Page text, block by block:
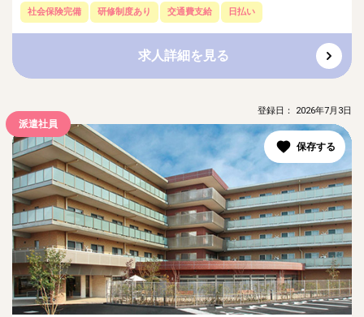
社会保険完備 研修制度あり 交通費支給 日払い
求人詳細を見る
派遣社員
登録日： 2026年7月3日